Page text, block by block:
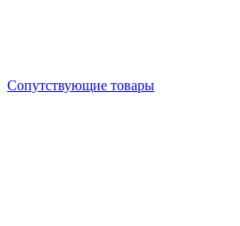
Сопутствующие товары